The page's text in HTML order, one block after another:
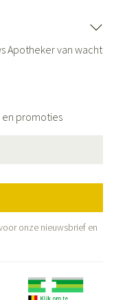
Apotheker van wacht
promoties
onze nieuwsbrief en